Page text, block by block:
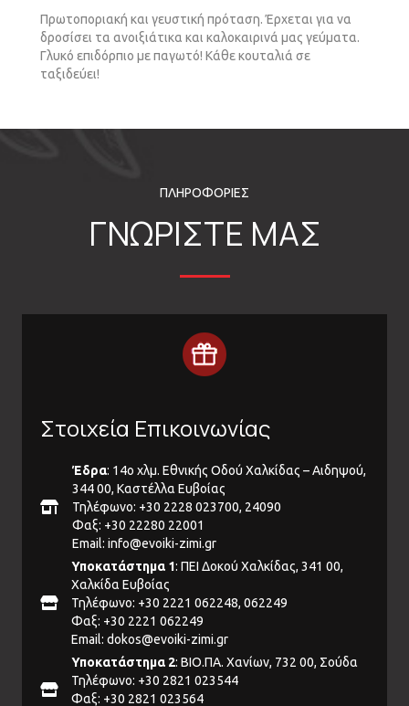
Πρωτοποριακή και γευστική πρόταση. Έρχεται για να
δροσίσει τα ανοιξιάτικα και καλοκαιρινά μας γεύματα.
Γλυκό επιδόρπιο με παγωτό! Κάθε κουταλιά σε
ταξιδεύει!
ΠΛΗΡΟΦΟΡΙΕΣ
ΓΝΩΡΙΣΤΕ ΜΑΣ
Στοιχεία Επικοινωνίας
Έδρα: 14ο χλμ. Εθνικής Οδού Χαλκίδας – Αιδηψού,
344 00, Καστέλλα Ευβοίας
Τηλέφωνο: +30 2228 023700, 24090
Φαξ: +30 22280 22001
Email: info@evoiki-zimi.gr
Υποκατάστημα 1: ΠΕΙ Δοκού Χαλκίδας, 341 00,
Χαλκίδα Ευβοίας
Τηλέφωνο: +30 2221 062248, 062249
Φαξ: +30 2221 062249
Email: dokos@evoiki-zimi.gr
Υποκατάστημα 2: ΒΙΟ.ΠΑ. Χανίων, 732 00, Σούδα
Τηλέφωνο: +30 2821 023544
Φαξ: +30 2821 023564